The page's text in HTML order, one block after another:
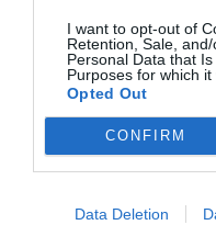
I want to opt-out of
Retention, Sale,
Personal Data that
Purposes for which it
Opted Out
CONFIRM
Data Deletion
AñadirEl
de Google de
Mantente informado